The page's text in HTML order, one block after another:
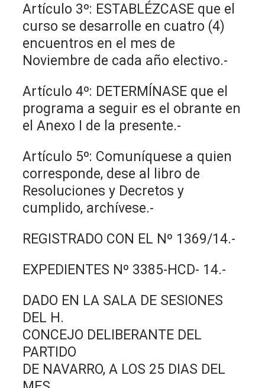
Artículo 3º: ESTABLÉZCASE que el
curso se desarrolle en cuatro (4)
encuentros en el mes de
Noviembre de cada año electivo.-
Artículo 4º: DETERMÍNASE que el
programa a seguir es el obrante en
el Anexo I de la presente.-
Artículo 5º: Comuníquese a quien
corresponde, dese al libro de
Resoluciones y Decretos y
cumplido, archívese.-
REGISTRADO CON EL Nº 1369/14.-
EXPEDIENTES Nº 3385-HCD- 14.-
DADO EN LA SALA DE SESIONES
DEL H.
CONCEJO DELIBERANTE DEL
PARTIDO
DE NAVARRO, A LOS 25 DIAS DEL